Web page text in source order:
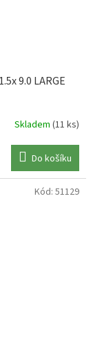
9.0 LARGE
Skladem (11 ks)
Do košíku
Kód: 51129